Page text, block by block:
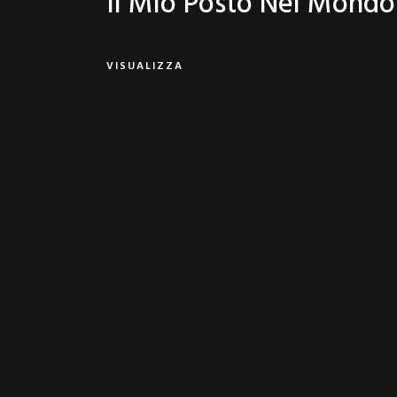
VISUALIZZA